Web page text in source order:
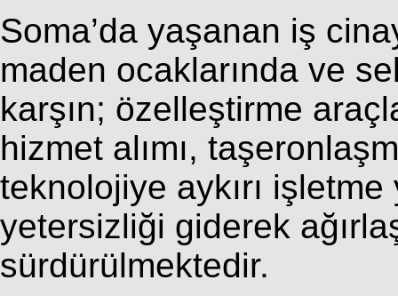
Soma’da yaşanan iş
maden ocaklarında ve
karşın; özelleştirme
hizmet alımı,
teknolojiye aykırı
yetersizliği giderek
sürdürülmektedir.